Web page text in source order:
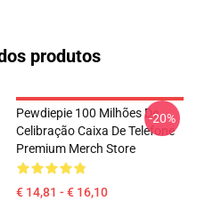
produtos
Pewdiepie 100 Milhões De
Celibração Caixa De Telefone
Premium Merch Store
€ 14,81 - € 16,10
-20%